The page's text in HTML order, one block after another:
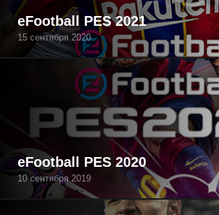
eFootball PES 2021
15 сентября 2020
eFootball PES 2020
10 сентября 2019